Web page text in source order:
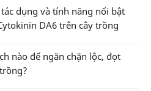
dụng và tính năng nổi bật
DA6 trên cây trồng
nào để ngăn chặn lộc, đọt